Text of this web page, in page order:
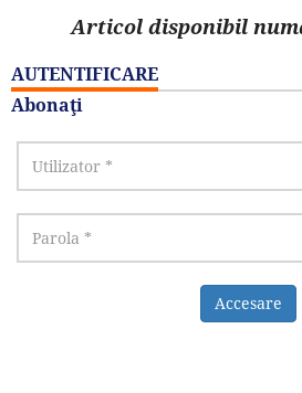
Articol disponibil
AUTENTIFICARE
Abonaţi
Accesare